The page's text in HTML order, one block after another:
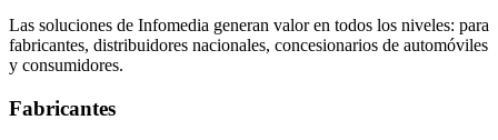
Las soluciones de Infomedia generan valor en todos los niveles: para
fabricantes, distribuidores nacionales, concesionarios de automóviles
y consumidores.
Fabricantes